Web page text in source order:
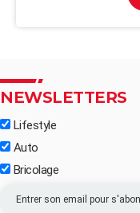
NEWSLETTERS
Lifestyle
Auto
Bricolage